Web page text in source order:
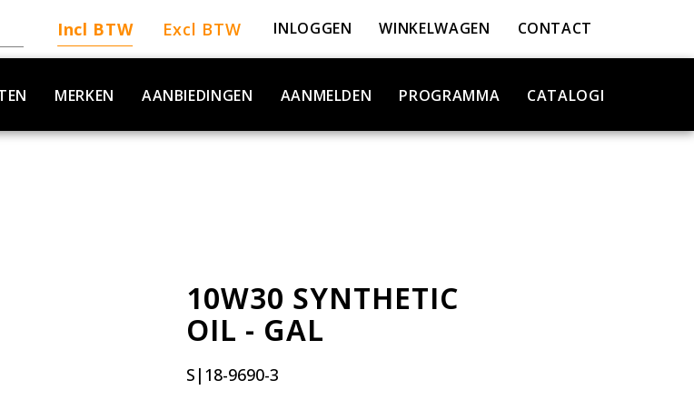
Incl BTW Excl BTW INLOGGEN WINKELWAGEN CONTACT
MERKEN AANBIEDINGEN AANMELDEN PROGRAMMA CATALOGI
10W30 SYNTHETIC
OIL - GAL
S|18-9690-3